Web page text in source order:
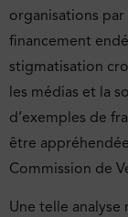
organisations
financement
stigmatisation
les médias et la
d’exemples de
être
Commission de
Une telle